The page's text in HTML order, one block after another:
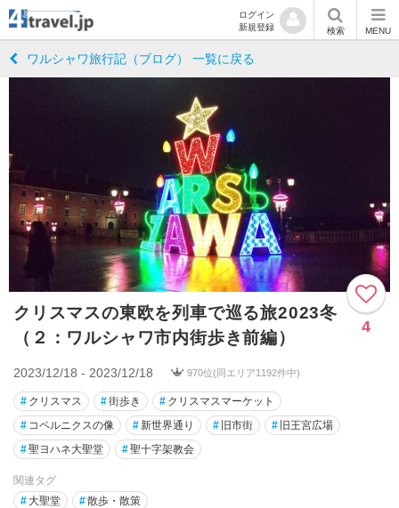
ログイン
新規登録
検索 MENU
ワルシャワ旅行記（ブログ） 一覧に戻る
クリスマスの東欧を列車で巡る旅2023冬
（２：ワルシャワ市内街歩き前編）
4
2023/12/18 - 2023/12/18 970位(同エリア1192件中)
# クリスマス #街歩き # クリスマスマーケット
# コペルニクスの像 #新世界通り # 旧市街 # 旧王宮広場
#聖ヨハネ大聖堂 #聖十字架教会
関連タグ
# 大聖堂 #散歩・散策